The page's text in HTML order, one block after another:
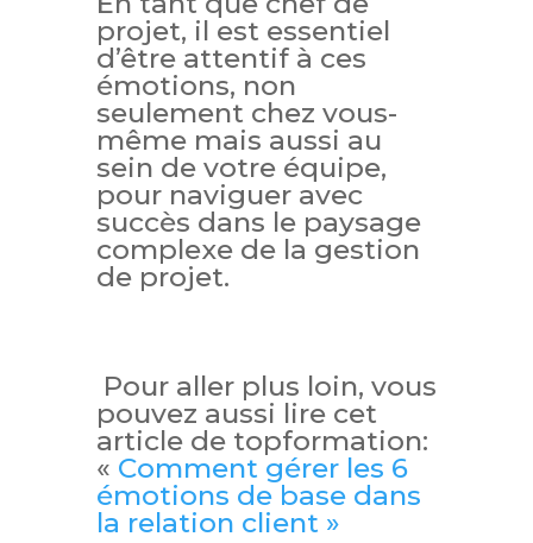
projet, il est essentiel
d’être attentif à ces
émotions, non
seulement chez vous-
même mais aussi au
sein de votre équipe,
pour naviguer avec
succès dans le paysage
complexe de la gestion
de projet.
Pour aller plus loin, vous
pouvez aussi lire cet
article de topformation:
« Comment gérer les 6
émotions de base dans
la relation client »